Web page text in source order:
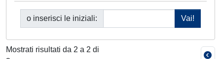
o inserisci le iniziali:
Mostrati risultati da 2 a 2 di